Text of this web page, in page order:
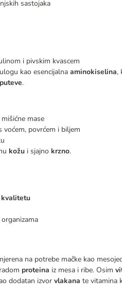
sastojaka
i pivskim kvascem
kao esencijalna aminokiselina,
.
mase
voćem, povrćem i biljem
kožu i sjajno krzno.
kvalitetu
na potrebe mačke kao
proteina iz mesa i ribe. Osim
dodatan izvor vlakana te vitamina